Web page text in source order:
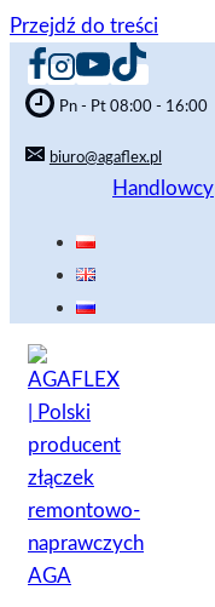
Przejdź do treści
Pn - Pt 08:00 - 16:00
biuro@agaflex.pl
Handlowcy